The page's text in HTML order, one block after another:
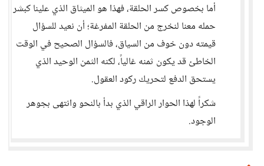
أما بخصوص كسر الحلقة، فهذا هو الميثاق الذي علينا كبشر
حمله معنا لنخرج من الحلقة المفرغة؛ أن نعيد للسؤال
قيمته دون خوف من السياق، فالسؤال الصحيح في الوقت
الخاطئ قد يكون ثمنه غالياً، لكنه الثمن الوحيد الذي
يستحق الدفع لتحريك ركود العقول.
شكراً لهذا الحوار الراقي الذي بدأ بالنحو وانتهى بجوهر
الوجود.